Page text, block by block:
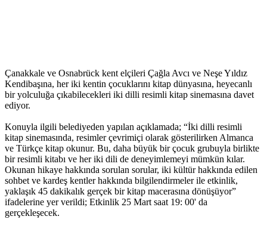
Çanakkale ve Osnabrück kent elçileri Çağla Avcı ve Neşe Yıldız
Kendibaşına, her iki kentin çocuklarını kitap dünyasına, heyecanlı
bir yolculuğa çıkabilecekleri iki dilli resimli kitap sinemasına davet
ediyor.
Konuyla ilgili belediyeden yapılan açıklamada; “İki dilli resimli
kitap sinemasında, resimler çevrimiçi olarak gösterilirken Almanca
ve Türkçe kitap okunur. Bu, daha büyük bir çocuk grubuyla birlikte
bir resimli kitabı ve her iki dili de deneyimlemeyi mümkün kılar.
Okunan hikaye hakkında sorulan sorular, iki kültür hakkında edilen
sohbet ve kardeş kentler hakkında bilgilendirmeler ile etkinlik,
yaklaşık 45 dakikalık gerçek bir kitap macerasına dönüşüyor”
ifadelerine yer verildi; Etkinlik 25 Mart saat 19: 00' da
gerçekleşecek.